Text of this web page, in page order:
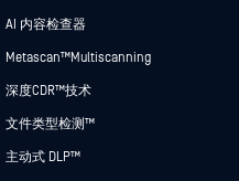
AI 内容检查器
Metascan™ Multiscanning
深度CDR™技术
文件类型检测™
主动式 DLP™